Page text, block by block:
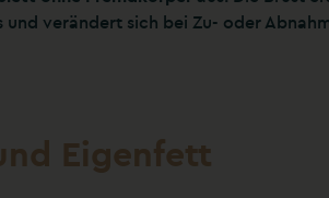
verändert sich bei Zu- oder
Eigenfett